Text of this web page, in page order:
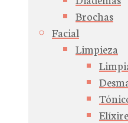
Brochas
Facial
Limpieza